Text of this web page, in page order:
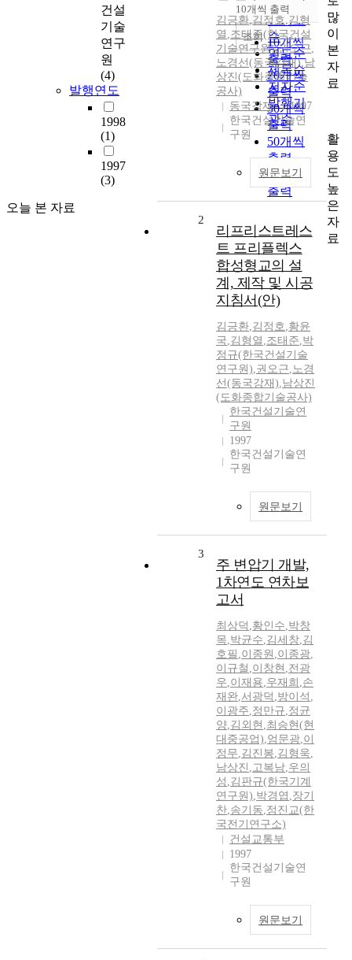
건설
기술
연구
원
(4)
발행연도
1998
(1)
1997
(3)
오늘 본 자료
순
인기도
순
연도순
제목순
저자순
발행기
관순
내림차순
10개씩 출력
10개씩
출력
20개씩
출력
30개씩
출력
50개씩
출력
100개씩
출력
조회
김긍환,김정호,김형
열 ,조태준(한국건설
기술연구원),권오근,
노경선(동국강재),남
상진(도화종합기술
공사)
동국강재
1997
한국건설기술연
구원
원문보기
2
리프리스트레스
트 프리플렉스
합성형교의 설
계, 제작 및 시공
지침서(안)
김긍환,김정호,황윤
국,김형열 ,조태준,박
정규(한국건설기술
연구원),권오근,노경
선(동국강재),남상진
(도화종합기술공사)
한국건설기술연
구원
1997
한국건설기술연
구원
원문보기
3
주 변압기 개발,
1차연도 연차보
고서
최상덕 ,황인수,박창
목,박균수,김세창,김
호필 ,이종원 ,이종광,
이규철 ,이창현 ,전광
우,이재용,우재희 ,손
재완,서광덕 ,방이석 ,
이광주,정만규,정균
양,김외현 ,최승현(현
대중공업),엄문광,이
정무,김진봉,김형욱,
남상진 ,고복남,우의
성 ,김판규(한국기계
연구원),박경엽 ,장기
찬,송기동,정진교(한
국전기연구소)
건설교통부
1997
한국건설기술연
구원
원문보기
많
이
본
자
료
활
용
도
높
은
자
료